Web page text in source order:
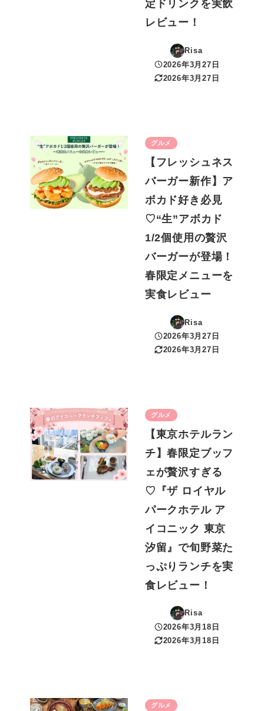
定ドリンクを実飲
レビュー！
Risa
投稿日
2026年3月27日
更新日
2026年3月27日
グルメ
【フレッシュネス
バーガー新作】ア
ボカド好き必見
♡“生”アボカド
1/2個使用の贅沢
バーガーが登場！
春限定メニューを
実食レビュー
Risa
投稿日
2026年3月27日
更新日
2026年3月27日
グルメ
【東京ホテルラン
チ】春限定ブッフ
ェが贅沢すぎる
♡『ザ ロイヤル
パークホテル ア
イコニック 東京
汐留』で旬野菜た
っぷりランチを実
食レビュー！
Risa
投稿日
2026年3月18日
更新日
2026年3月18日
グルメ